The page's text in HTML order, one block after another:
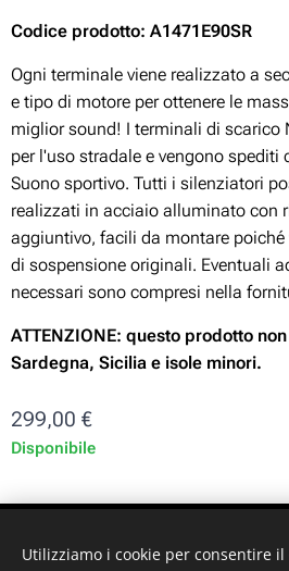
Codice prodotto: A1471E90SR
Ogni terminale viene realizzato a
e tipo di motore per ottenere le
miglior sound! I terminali di scarico
per l'uso stradale e vengono spediti
Suono sportivo. Tutti i silenziatori
realizzati in acciaio alluminato con
aggiuntivo, facili da montare
di sospensione originali. Eventuali
necessari sono compresi nella
ATTENZIONE: questo prodotto
Sardegna, Sicilia e isole minori.
299,00 €
Disponibile
Utilizziamo i cookie per consentire